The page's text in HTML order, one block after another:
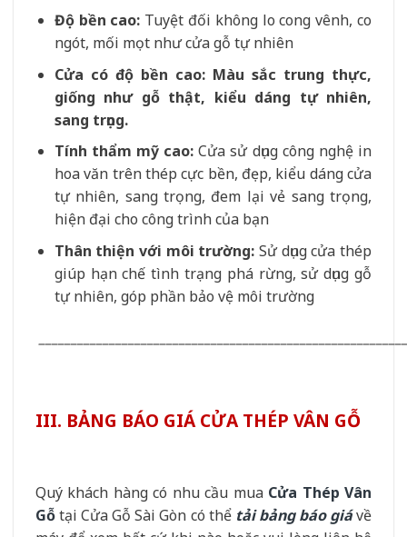
Độ bền cao: Tuyệt đối không lo cong vênh, co
ngót, mối mọt như cửa gỗ tự nhiên
Cửa có độ bền cao: Màu sắc trung thực,
giống như gỗ thật, kiểu dáng tự nhiên,
sang trọng.
Tính thẩm mỹ cao: Cửa sử dụng công nghệ in
hoa văn trên thép cực bền, đẹp, kiểu dáng cửa
tự nhiên, sang trọng, đem lại vẻ sang trọng,
hiện đại cho công trình của bạn
Thân thiện với môi trường: Sử dụng cửa thép
giúp hạn chế tình trạng phá rừng, sử dụng gỗ
tự nhiên, góp phần bảo vệ môi trường
III. BẢNG BÁO GIÁ CỬA THÉP VÂN GỖ
Quý khách hàng có nhu cầu mua Cửa Thép Vân
Gỗtại Cửa Gỗ Sài Gòn có thể tải bảng báo giávề